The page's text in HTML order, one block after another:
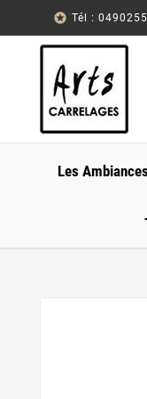
 Tél :
Les Ambiances